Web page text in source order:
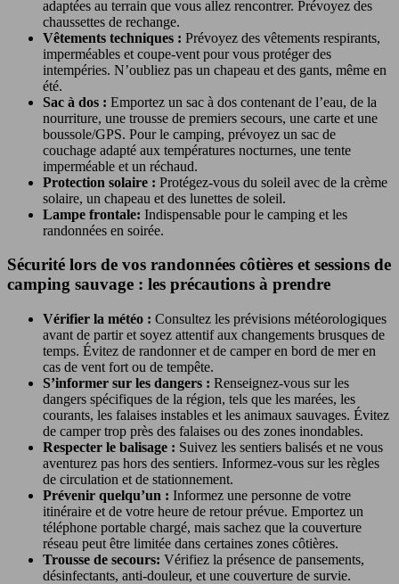
adaptées au terrain que vous allez rencontrer. Prévoyez des
chaussettes de rechange.
Vêtements techniques : Prévoyez des vêtements respirants,
imperméables et coupe-vent pour vous protéger des
intempéries. N’oubliez pas un chapeau et des gants, même en
été.
Sac à dos : Emportez un sac à dos contenant de l’eau, de la
nourriture, une trousse de premiers secours, une carte et une
boussole/GPS. Pour le camping, prévoyez un sac de
couchage adapté aux températures nocturnes, une tente
imperméable et un réchaud.
Protection solaire : Protégez-vous du soleil avec de la crème
solaire, un chapeau et des lunettes de soleil.
Lampe frontale: Indispensable pour le camping et les
randonnées en soirée.
Sécurité lors de vos randonnées côtières et sessions de
camping sauvage : les précautions à prendre
Vérifier la météo : Consultez les prévisions météorologiques
avant de partir et soyez attentif aux changements brusques de
temps. Évitez de randonner et de camper en bord de mer en
cas de vent fort ou de tempête.
S’informer sur les dangers : Renseignez-vous sur les
dangers spécifiques de la région, tels que les marées, les
courants, les falaises instables et les animaux sauvages. Évitez
de camper trop près des falaises ou des zones inondables.
Respecter le balisage : Suivez les sentiers balisés et ne vous
aventurez pas hors des sentiers. Informez-vous sur les règles
de circulation et de stationnement.
Prévenir quelqu’un : Informez une personne de votre
itinéraire et de votre heure de retour prévue. Emportez un
téléphone portable chargé, mais sachez que la couverture
réseau peut être limitée dans certaines zones côtières.
Trousse de secours: Vérifiez la présence de pansements,
désinfectants, anti-douleur, et une couverture de survie.